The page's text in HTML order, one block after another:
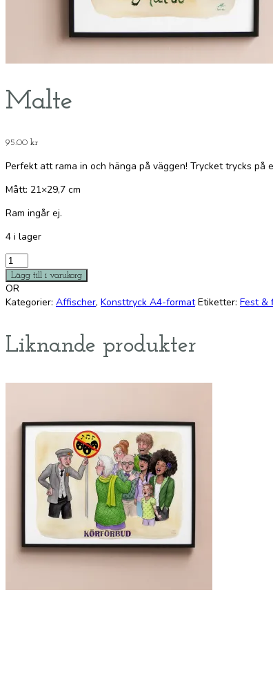
Malte
95.00 kr
Perfekt att rama in och hänga på väggen! Trycket trycks på
Mått: 21×29,7 cm
Ram ingår ej.
4 i lager
Malte
mängd
Lägg till i varukorg
OR
Kategorier: Affischer, Konsttryck A4-format Etiketter: Fest &
Liknande produkter